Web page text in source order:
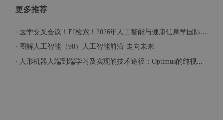
学融合、数字孪生脑、类脑感算一体技术、医疗场景落地及类脑-
具身智能交叉融合等前沿与产业化方向展开深度探讨。
未来，联盟将深化国内与国际合作，推动技术、标准与人才互通，
构建具有全球竞争力的类脑智能产业生态，为我国类脑智能产业高
质量发展提供核心支撑，助力我国在新一轮科技革命中抢占战略制
高点。当前联盟成员正持续招募中，热忱欢迎高校、科研机构、企
更多推荐
· 医学交叉会议！EI检索！2026年人工智能与健康信息学国际学术会议（AIHI 2026）
· 图解人工智能（98）人工智能前沿-走向未来
· 人形机器人端到端学习及实现的技术途径：Optimus的纯视觉BEV+Transformer方案、RT-2模型跨模态迁移能力测试（上）